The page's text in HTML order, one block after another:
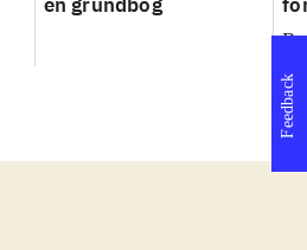
Feedback